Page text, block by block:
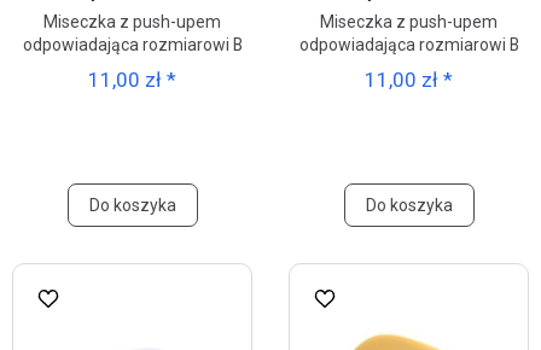
Miseczka z push-upem
odpowiadająca rozmiarowi B
11,00 zł *
Do koszyka
Miseczka z push-upem
odpowiadająca rozmiarowi B
11,00 zł *
Do koszyka